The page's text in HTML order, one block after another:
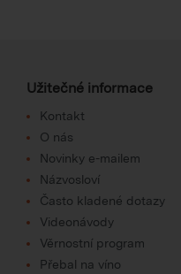
Užitečné informace
Kontakt
O nás
Novinky e-mailem
Názvosloví
Často kladené dotazy
Videonávody
Věrnostní program
Přebal na víno